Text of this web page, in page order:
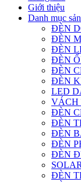
Giới thiệu
Danh mục
ĐÈN
ĐÈN
ĐÈN
ĐÈN
ĐÈN
ĐÈN
LED
VÁCH
ĐÈN
ĐÈN
ĐÈN
ĐÈN
ĐÈN
SOLAR
ĐÈN